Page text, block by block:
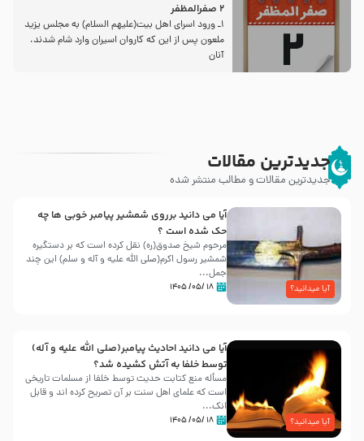
2 صفرالمظفر
1ـ ورود اسراى اهل بیت‌(علیهم السلام) به مجلس یزید
ملعون پس از این كه كاروان اسیران وارد شام شدند،
آنان
جدیدترین مقالات
جدیدترین مقالات و مطالب منتشر شده
آیا میدانید؟
آیا می دانید برروی شمشیر پیامبر خوبی ها چه
حک شده است ؟
مرحوم شیخ صدوق(ره) نقل کرده است که بر دستگیره
شمشیر رسول اکرم(صلی الله علیه و آله و سلم) این چند
جمل...
۱۸ /۰۵/ ۱۴۰۵
آیا میدانید؟
آیا می دانید احادیث پیامبر(صلی الله علیه و آله)
توسط خلفا به آتش کشیده شد؟
مسأله منع کتابت حدیث توسط خلفا از مسلمات تاریخی
است که علمای اهل سنت بر آن تصریح کرده اند و قابل
انک...
۱۸ /۰۵/ ۱۴۰۵